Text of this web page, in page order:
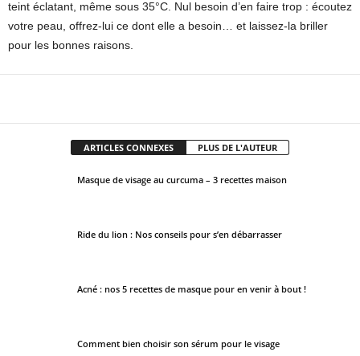
teint éclatant, même sous 35°C. Nul besoin d’en faire trop : écoutez
votre peau, offrez-lui ce dont elle a besoin… et laissez-la briller
pour les bonnes raisons.
ARTICLES CONNEXES PLUS DE L'AUTEUR
Masque de visage au curcuma – 3 recettes maison
Ride du lion : Nos conseils pour s’en débarrasser
Acné : nos 5 recettes de masque pour en venir à bout !
Comment bien choisir son sérum pour le visage